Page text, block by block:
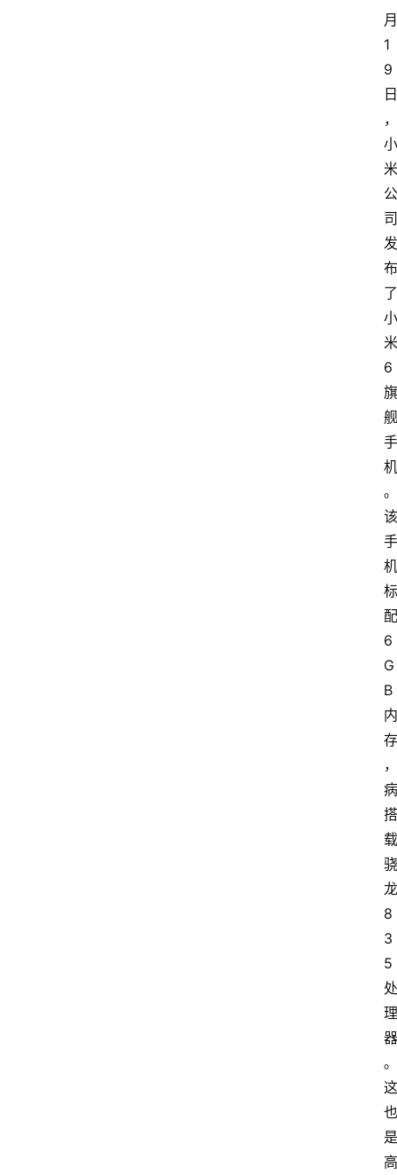
月
1
9
日
，
小
米
公
司
发
布
了
小
米
6
旗
舰
手
机
。
该
手
机
标
配
6
G
B
内
存
，
病
搭
载
骁
龙
8
3
5
处
理
器
。
这
也
是
高